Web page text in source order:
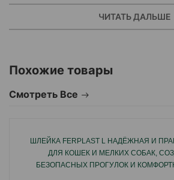
чтобы предотвратить
неконтролируемое высвобождение
Шлейка имеет удобную застежку с
плавной регулировки размера под
Страна производитель: Польша.
ЧИТАТЬ ДАЛЬШЕ
Похожие товары
Смотреть Все
ШЛЕЙКА FERPLAST L НАДЁЖНАЯ И
ДЛЯ КОШЕК И МЕЛКИХ СОБАК,
БЕЗОПАСНЫХ ПРОГУЛОК И